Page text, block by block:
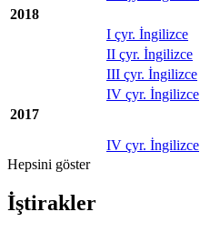
2018
I çyr. İngilizce
II çyr. İngilizce
III çyr. İngilizce
IV çyr. İngilizce
2017
IV çyr. İngilizce
Hepsini göster
İştirakler